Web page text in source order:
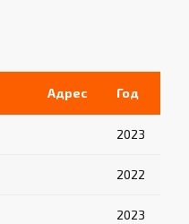
Адрес Год
2023
2022
2023